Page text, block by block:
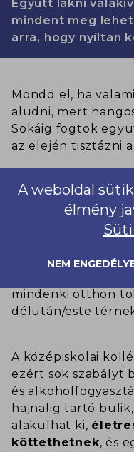
Együtt lakni
mindent meg
arra, hogy nyíltan
Mondd el, ha
aludni, mert
Sokáig fogtok
az elején tisztázni
Vigyél magaddal
szekrényedben el
értéktárgyaidat. A
hogy péntek
hagynia, úgy
mindenki otthon
délután/este
A középiskolai
ezért sok szabályt
és
hajnalig tartó
alakulhat ki,
köttethetnek, és
A weboldal
élmény
NEM